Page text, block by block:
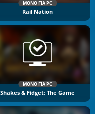
ΜΌΝΟ ΓΙΑ PC
Rail Nation
ΜΌΝΟ ΓΙΑ PC
Shakes & Fidget: The Game